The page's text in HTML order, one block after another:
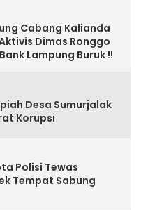
Cabang Kalianda
Dimas Ronggo
Lampung Buruk !!
Desa Sumurjalak
Korupsi
Polisi Tewas
Tempat Sabung